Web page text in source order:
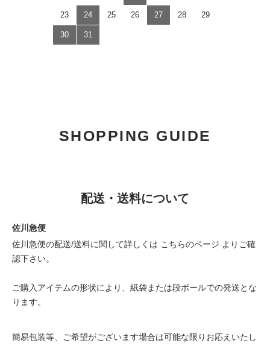
23 24 25 26 27 28 29
30 31
SHOPPING GUIDE
配送・送料について
佐川急便
佐川急便の配送/送料に関して詳しくは こちらのページ よりご確
認下さい。
ご購入アイテムの形状により、紙袋または段ボールでの発送とな
ります。
簡易包装等、ご希望がございます場合は可能な限りお応えいたし